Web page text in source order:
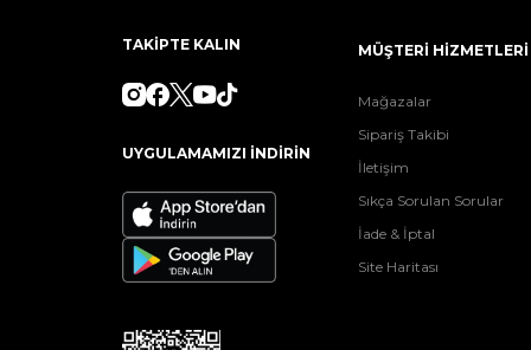
TAKİPTE KALIN
UYGULAMAMIZI İNDİRİN
MÜŞTERİ HİZMETLERİ
Mağazalar
Sipariş Takibi
İletişim
Sıkça Sorulan Sorular
İade & İptal
Site Haritası